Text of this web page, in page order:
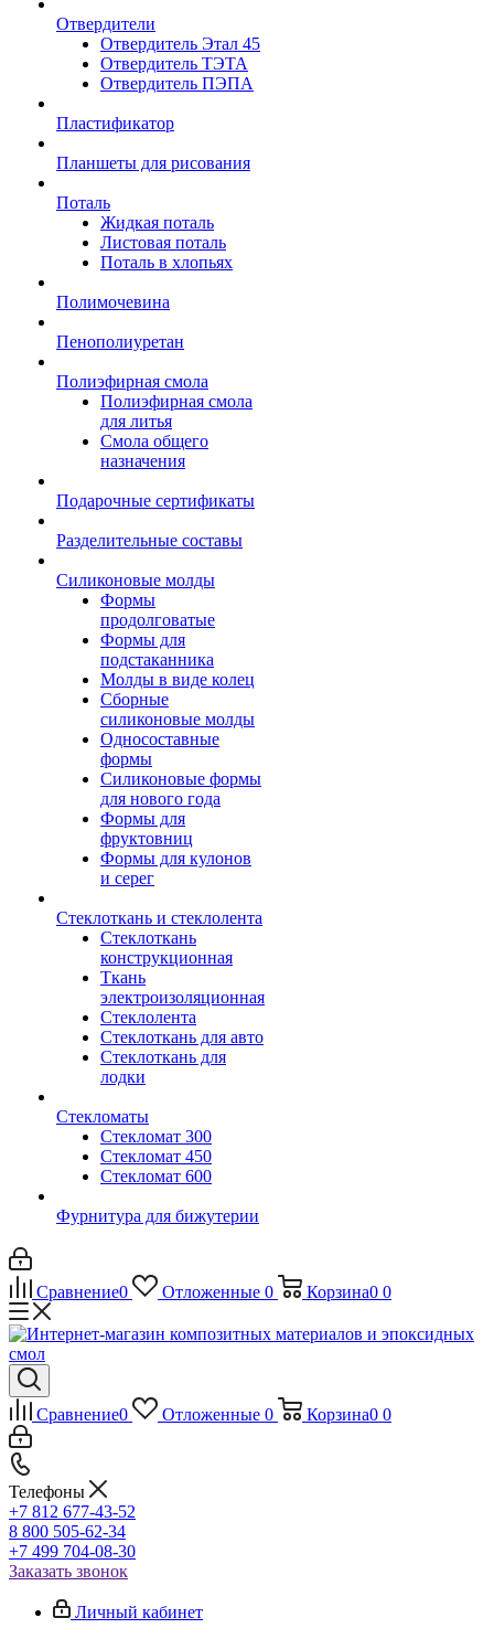
Отвердители
Отвердитель Этал 45
Отвердитель ТЭТА
Отвердитель ПЭПА
Пластификатор
Планшеты для рисования
Поталь
Жидкая поталь
Листовая поталь
Поталь в хлопьях
Полимочевина
Пенополиуретан
Полиэфирная смола
Полиэфирная смола
для литья
Смола общего
назначения
Подарочные сертификаты
Разделительные составы
Силиконовые молды
Формы
продолговатые
Формы для
подстаканника
Молды в виде колец
Сборные
силиконовые молды
Односоставные
формы
Силиконовые формы
для нового года
Формы для
фруктовниц
Формы для кулонов
и серег
Стеклоткань и стеклолента
Стеклоткань
конструкционная
Ткань
электроизоляционная
Стеклолента
Стеклоткань для авто
Стеклоткань для
лодки
Стекломаты
Стекломат 300
Стекломат 450
Стекломат 600
Фурнитура для бижутерии
Сравнение0 Отложенные 0 Корзина0 0
Сравнение0 Отложенные 0 Корзина0 0
Телефоны
+7 812 677-43-52
8 800 505-62-34
+7 499 704-08-30
Заказать звонок
Личный кабинет